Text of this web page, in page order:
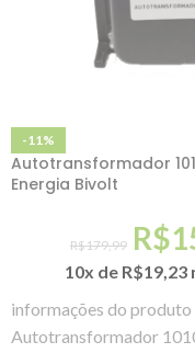
-11%
Autotransformador
Energia Bivolt
R$179,99 R$
10x de R$19,23
informações do produto
Autotransformador